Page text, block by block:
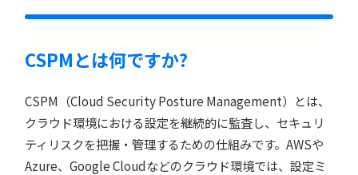
CSPMとは何ですか?
CSPM（Cloud Security Posture Management）とは、
クラウド環境における設定を継続的に監査し、セキュリ
ティリスクを把握・管理するための仕組みです。AWSや
Azure、Google Cloudなどのクラウド環境では、設定ミ